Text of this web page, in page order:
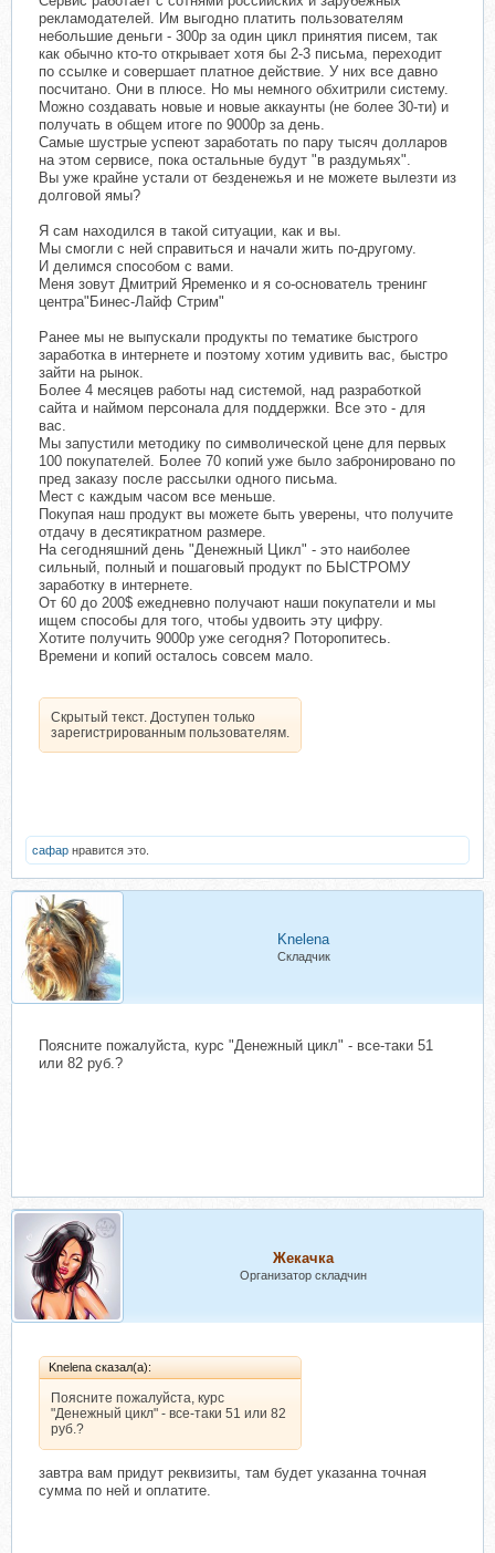
рекламодателей. Им выгодно платить пользователям
небольшие деньги - 300р за один цикл принятия писем, так
как обычно кто-то открывает хотя бы 2-3 письма, переходит
по ссылке и совершает платное действие. У них все давно
посчитано. Они в плюсе. Но мы немного обхитрили систему.
Можно создавать новые и новые аккаунты (не более 30-ти) и
получать в общем итоге по 9000р за день.
Самые шустрые успеют заработать по пару тысяч долларов
на этом сервисе, пока остальные будут "в раздумьях".
Вы уже крайне устали от безденежья и не можете вылезти из
долговой ямы?
Я сам находился в такой ситуации, как и вы.
Мы смогли с ней справиться и начали жить по-другому.
И делимся способом с вами.
Меня зовут Дмитрий Яременко и я со-основатель тренинг
центра"Бинес-Лайф Стрим"
Ранее мы не выпускали продукты по тематике быстрого
заработка в интернете и поэтому хотим удивить вас, быстро
зайти на рынок.
Более 4 месяцев работы над системой, над разработкой
сайта и наймом персонала для поддержки. Все это - для
вас.
Мы запустили методику по символической цене для первых
100 покупателей. Более 70 копий уже было забронировано по
пред заказу после рассылки одного письма.
Мест с каждым часом все меньше.
Покупая наш продукт вы можете быть уверены, что получите
отдачу в десятикратном размере.
На сегодняшний день "Денежный Цикл" - это наиболее
сильный, полный и пошаговый продукт по БЫСТРОМУ
заработку в интернете.
От 60 до 200$ ежедневно получают наши покупатели и мы
ищем способы для того, чтобы удвоить эту цифру.
Хотите получить 9000р уже сегодня? Поторопитесь.
Времени и копий осталось совсем мало.
Скрытый текст. Доступен только
зарегистрированным пользователям.
сафар нравится это.
Knelena
Складчик
Поясните пожалуйста, курс "Денежный цикл" - все-таки 51
или 82 руб.?
Жекачка
Организатор складчин
Knelena сказал(а):
Поясните пожалуйста, курс
"Денежный цикл" - все-таки 51 или 82
руб.?
завтра вам придут реквизиты, там будет указанна точная
сумма по ней и оплатите.